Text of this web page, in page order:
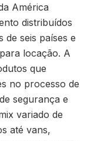
América
distribuídos
de seis países e
locação. A
que
no processo de
segurança e
variado de
até vans,